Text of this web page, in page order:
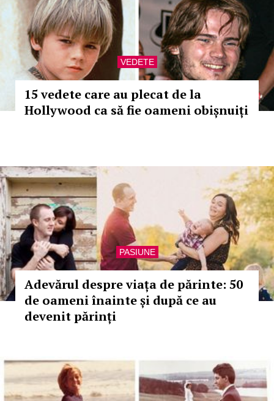
VEDETE
15 vedete care au plecat de la
Hollywood ca să fie oameni obișnuiți
PASIUNE
Adevărul despre viața de părinte: 50
de oameni înainte și după ce au
devenit părinți